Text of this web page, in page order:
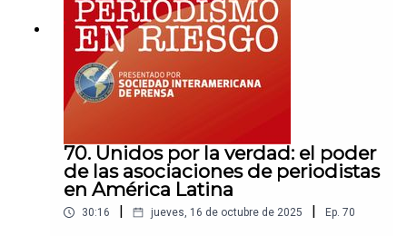
70. Unidos por la verdad: el poder
de las asociaciones de periodistas
en América Latina
30:16 jueves, 16 de octubre de 2025 Ep. 70